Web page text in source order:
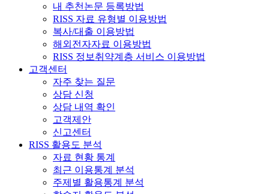
내 추천논문 등록방법
RISS 자료 유형별 이용방법
복사/대출 이용방법
해외전자자료 이용방법
RISS 정보취약계층 서비스 이용방법
고객센터
자주 찾는 질문
상담 신청
상담 내역 확인
고객제안
신고센터
RISS 활용도 분석
자료 현황 통계
최근 이용통계 분석
주제별 활용통계 분석